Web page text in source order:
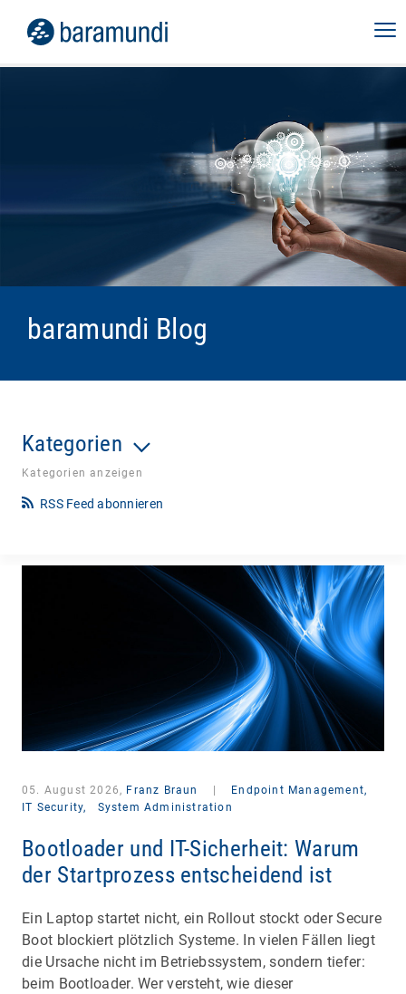
baramundi Blog
Kategorien
Kategorien anzeigen
RSS Feed abonnieren
05. August 2026, Franz Braun
Endpoint Management,
IT Security,
System Administration
Bootloader und IT-Sicherheit: Warum
der Startprozess entscheidend ist
Ein Laptop startet nicht, ein Rollout stockt oder Secure
Boot blockiert plötzlich Systeme. In vielen Fällen liegt
die Ursache nicht im Betriebssystem, sondern tiefer:
beim Bootloader. Wer versteht, wie dieser